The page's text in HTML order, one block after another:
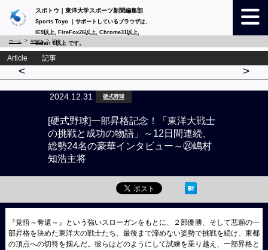
スポトウ｜東洋大学スポーツ新聞編集部
Sports Toyo ｜サポートしているブラウザは、
IE9以上, FireFox26以上, Chrome31以上,
Safari 6以上 です。
ホーム Article 詳細
Article 記事
< >
2024.12.31 硬式野球
[硬式野球]一部昇格記念！「東洋大戦士
の挑戦と成功の物語」～12日間連続、
総勢24名の豪華インタビュー～㉔嶋村
知浩主将
『覚悟～奪還～』という強いスローガンをもとに、２部優勝、そして悲願の一
部昇格を決めた東洋大の戦士たち。最後まで諦めない姿勢で挑戦を続け、東都
の頂点への切符を掴んだ。彼らはどのようにして試練を乗り越え、一部昇格と